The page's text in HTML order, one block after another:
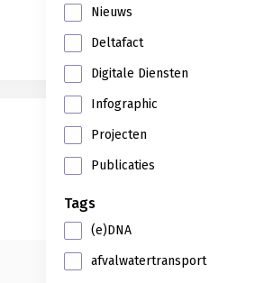
Nieuws
Deltafact
Digitale Diensten
Infographic
Projecten
Publicaties
Tags
(e)DNA
afvalwatertransport